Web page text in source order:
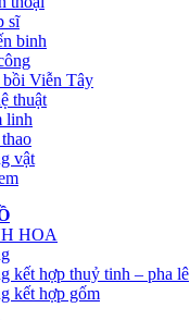
sĩ
binh
bồi Viễn Tây
thuật
linh
vật
HOA
kết hợp thuỷ tinh – pha lê
kết hợp gốm